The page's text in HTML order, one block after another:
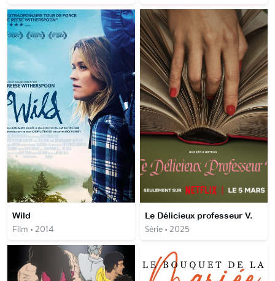
Wild
Film • 2014
Le Délicieux professeur V.
Série • 2025